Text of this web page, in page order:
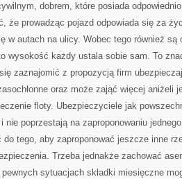
dobrem, które posiada
że prowadząc pojazd odpowiada się za
w autach na ulicy. Wobec tego również są
wysokość każdy ustala sobie sam. To
zaznajomić z propozycją firm
oraz może zająć więcej aniżeli
floty. Ubezpieczyciele jak
nie poprzestają na zaproponowaniu
do tego, aby zaproponować jeszcze inne
Trzeba jednakże zachować
sytuacjach składki miesięczne